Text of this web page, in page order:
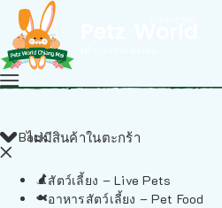
ไม่มีสินค้าในตะกร้า
Back
สัตว์เลี้ยง – Live Pets
อาหารสัตว์เลี้ยง – Pet Food